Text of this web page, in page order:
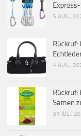
5 AUG.,
Rückruf:
4 AUG.,
Rückruf:
Samen
31 JULI,